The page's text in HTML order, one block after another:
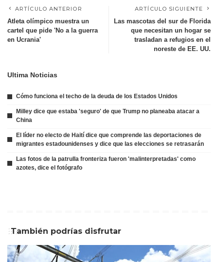
ARTÍCULO ANTERIOR
Atleta olímpico muestra un
cartel que pide 'No a la guerra
en Ucrania'
ARTÍCULO SIGUIENTE
Las mascotas del sur de Florida
que necesitan un hogar se
trasladan a refugios en el
noreste de EE. UU.
Ultima Noticias
Cómo funciona el techo de la deuda de los Estados Unidos
Milley dice que estaba 'seguro' de que Trump no planeaba atacar a
China
El líder no electo de Haití dice que comprende las deportaciones de
migrantes estadounidenses y dice que las elecciones se retrasarán
Las fotos de la patrulla fronteriza fueron 'malinterpretadas' como
azotes, dice el fotógrafo
También podrías disfrutar